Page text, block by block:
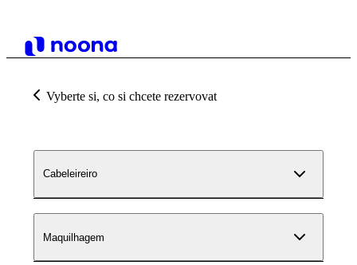
Vyberte si, co si chcete rezervovat
Cabeleireiro
Maquilhagem